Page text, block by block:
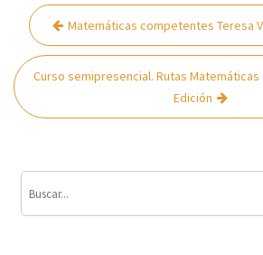
Navegación
de
entradas
Matemáticas competentes Teresa
Curso semipresencial. Rutas Matemáticas
Edición